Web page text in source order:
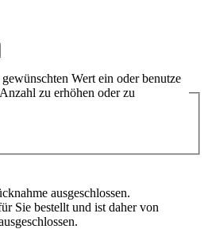
Wert ein oder benutze
zu erhöhen oder zu
ausgeschlossen.
Sie bestellt und ist daher von